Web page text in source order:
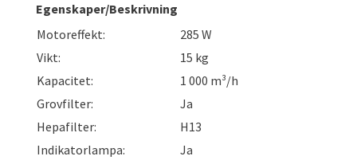
Egenskaper/Beskrivning
Motoreffekt:
285 W
Vikt:
15 kg
Kapacitet:
1 000 m³/h
Grovfilter:
Ja
Hepafilter:
H13
Indikatorlampa:
Ja